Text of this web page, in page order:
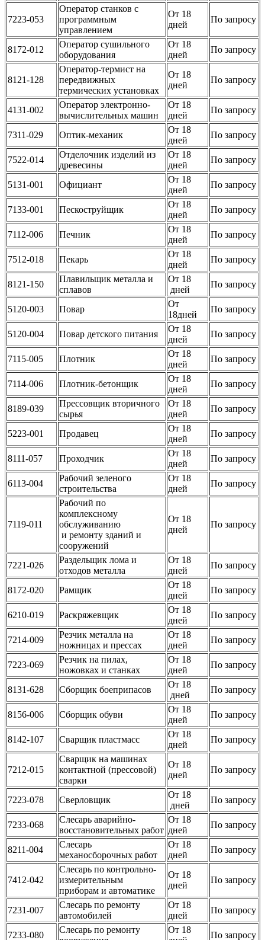
7223-053
Оператор станков с
программным
управлением
От 18
дней
По запросу
8172-012
Оператор сушильного
оборудования
От 18
дней
По запросу
8121-128
Оператор-термист на
передвижных
термических установках
От 18
дней
По запросу
4131-002
Оператор электронно-
вычислительных машин
От 18
дней
По запросу
7311-029 Оптик-механик
От 18
дней
По запросу
7522-014
Отделочник изделий из
древесины
От 18
дней
По запросу
5131-001 Официант
От 18
дней
По запросу
7133-001 Пескоструйщик
От 18
дней
По запросу
7112-006 Печник
От 18
дней
По запросу
7512-018 Пекарь
От 18
дней
По запросу
8121-150
Плавильщик металла и
сплавов
От 18
дней
По запросу
5120-003 Повар
От
18дней
По запросу
5120-004 Повар детского питания
От 18
дней
По запросу
7115-005 Плотник
От 18
дней
По запросу
7114-006 Плотник-бетонщик
От 18
дней
По запросу
8189-039
Прессовщик вторичного
сырья
От 18
дней
По запросу
5223-001 Продавец
От 18
дней
По запросу
8111-057 Проходчик
От 18
дней
По запросу
6113-004
Рабочий зеленого
строительства
От 18
дней
По запросу
7119-011
Рабочий по
комплексному
обслуживанию
и ремонту зданий и
сооружений
От 18
дней
По запросу
7221-026
Раздельщик лома и
отходов металла
От 18
дней
По запросу
8172-020 Рамщик
От 18
дней
По запросу
6210-019 Раскряжевщик
От 18
дней
По запросу
7214-009
Резчик металла на
ножницах и прессах
От 18
дней
По запросу
7223-069
Резчик на пилах,
ножовках и станках
От 18
дней
По запросу
8131-628 Сборщик боеприпасов
От 18
дней
По запросу
8156-006 Сборщик обуви
От 18
дней
По запросу
8142-107 Сварщик пластмасс
От 18
дней
По запросу
7212-015
Сварщик на машинах
контактной (прессовой)
сварки
От 18
дней
По запросу
7223-078 Сверловщик
От 18
дней
По запросу
7233-068
Слесарь аварийно-
восстановительных работ
От 18
дней
По запросу
8211-004
Слесарь
механосборочных работ
От 18
дней
По запросу
7412-042
Слесарь по контрольно-
измерительным
приборам и автоматике
От 18
дней
По запросу
7231-007
Слесарь по ремонту
автомобилей
От 18
дней
По запросу
7233-080
Слесарь по ремонту
От 18
По запросу